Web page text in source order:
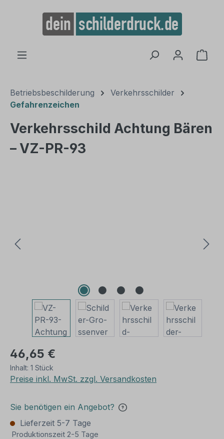
springen
Betriebsbeschilderung
Verkehrsschilder
Gefahrenzeichen
Verkehrsschild Achtung Bären
– VZ-PR-93
46,65 €
Inhalt: 1 Stück
Preise inkl. MwSt. zzgl. Versandkosten
Sie benötigen ein Angebot?
Lieferzeit 5-7 Tage
Produktionszeit 2-5 Tage